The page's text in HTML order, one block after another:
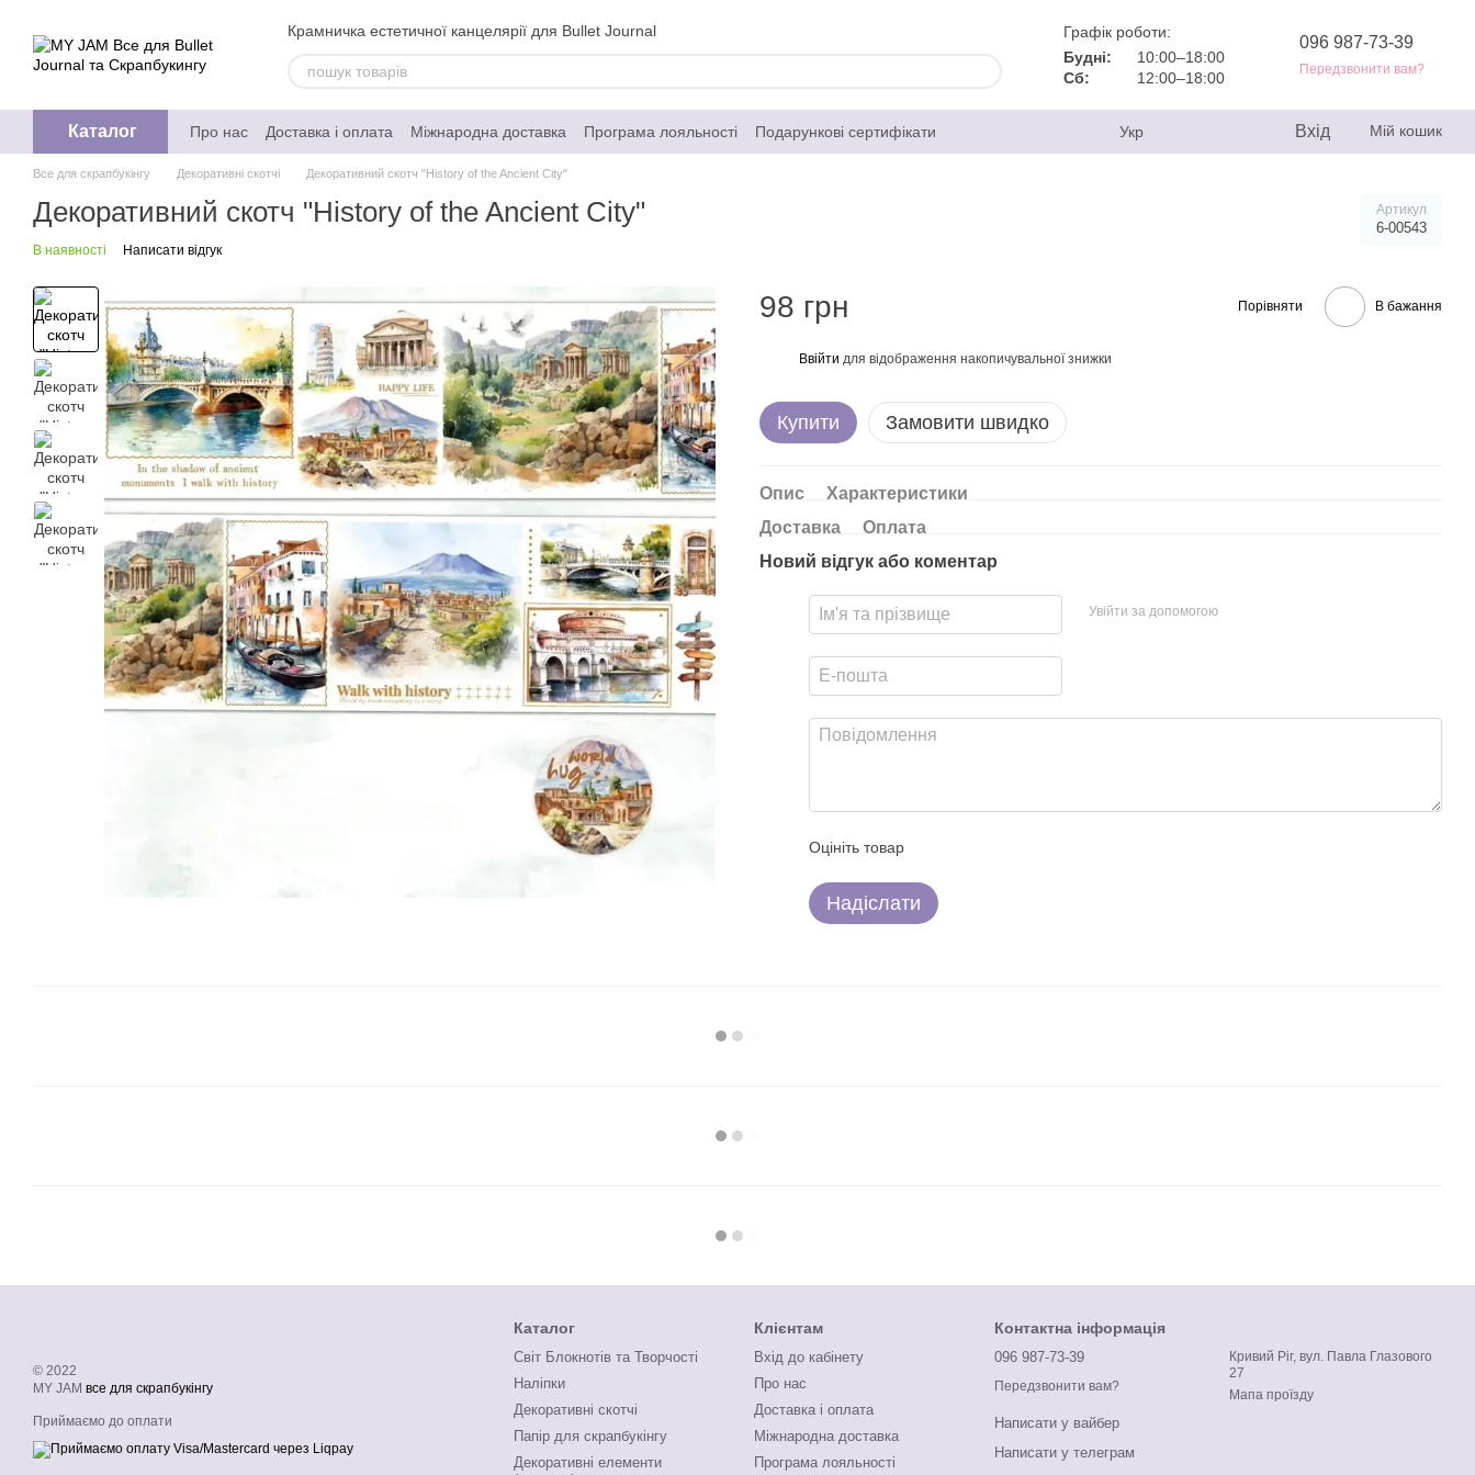
Крамничка естетичної канцелярії для Bullet Journal
Графік роботи:
Будні:
10:00–18:00
Сб:
12:00–18:00
096 987-73-39
Передзвонити вам?
Каталог Про нас Доставка і оплата Міжнародна доставка Програма лояльності
Подарункові сертифікати
Обмін та повернення
Відгуки про магазин Контактна інформація
Договір публічної оферти
Політика конфеденційності
Укр Вхід Мій кошик
Все для скрапбукінгу Декоративні скотчі Декоративний скотч "History of the Ancient City"
Декоративний скотч "History of the Ancient City" Артикул
6-00543
В наявності Написати відгук
98 грн Порівняти В бажання
Ввійти для відображення накопичувальної знижки
Купити Замовити швидко
Опис
Характеристики
Доставка
Оплата
Новий відгук або коментар
Увійти за допомогою
Оцініть товар
Надіслати
© 2022
MY JAM все для скрапбукінгу
Приймаємо до оплати
Каталог
Світ Блокнотів та Творчості
Наліпки
Декоративні скотчі
Папір для скрапбукінгу
Декоративні елементи
Клієнтам
Вхід до кабінету
Про нас
Доставка і оплата
Міжнародна доставка
Програма лояльності
Контактна інформація
096 987-73-39
Передзвонити вам?
Написати у вайбер
Написати у телеграм
Кривий Ріг, вул. Павла Глазового
27
Мапа проїзду